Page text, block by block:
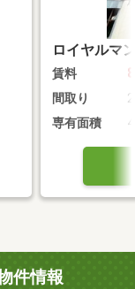
ロイヤルマ
賃料
間取り
専有面積
件情報